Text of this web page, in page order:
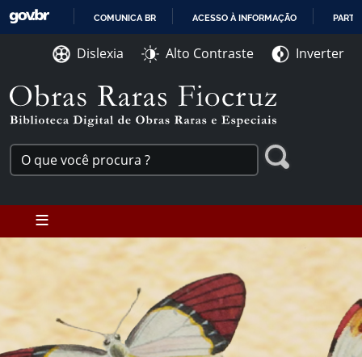
Ir para o conteúdo [1]
Ir para o menu [2]
Ir para a Busca [3]
CONTEÚDO
COMUNICA BR ACESSO À INFORMAÇÃO
Dislexia Alto Contraste Inverter